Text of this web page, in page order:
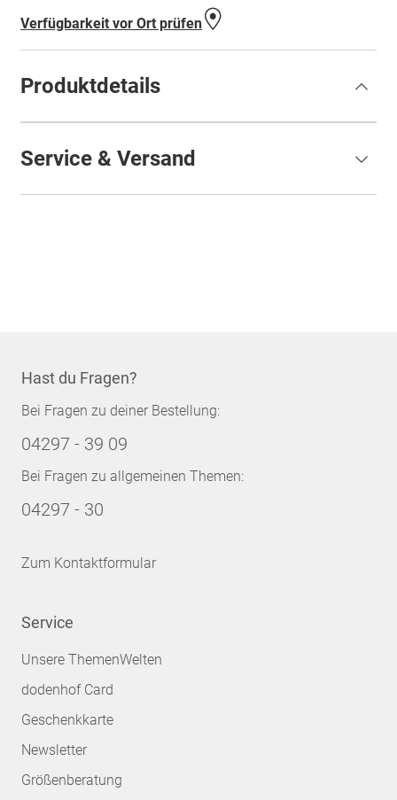
Verfügbarkeit vor Ort prüfen
Produktdetails
Service & Versand
Hast du Fragen?
Bei Fragen zu deiner Bestellung:
04297 - 39 09
Bei Fragen zu allgemeinen Themen:
04297 - 30
Zum Kontaktformular
Service
Unsere ThemenWelten
dodenhof Card
Geschenkkarte
Newsletter
Größenberatung